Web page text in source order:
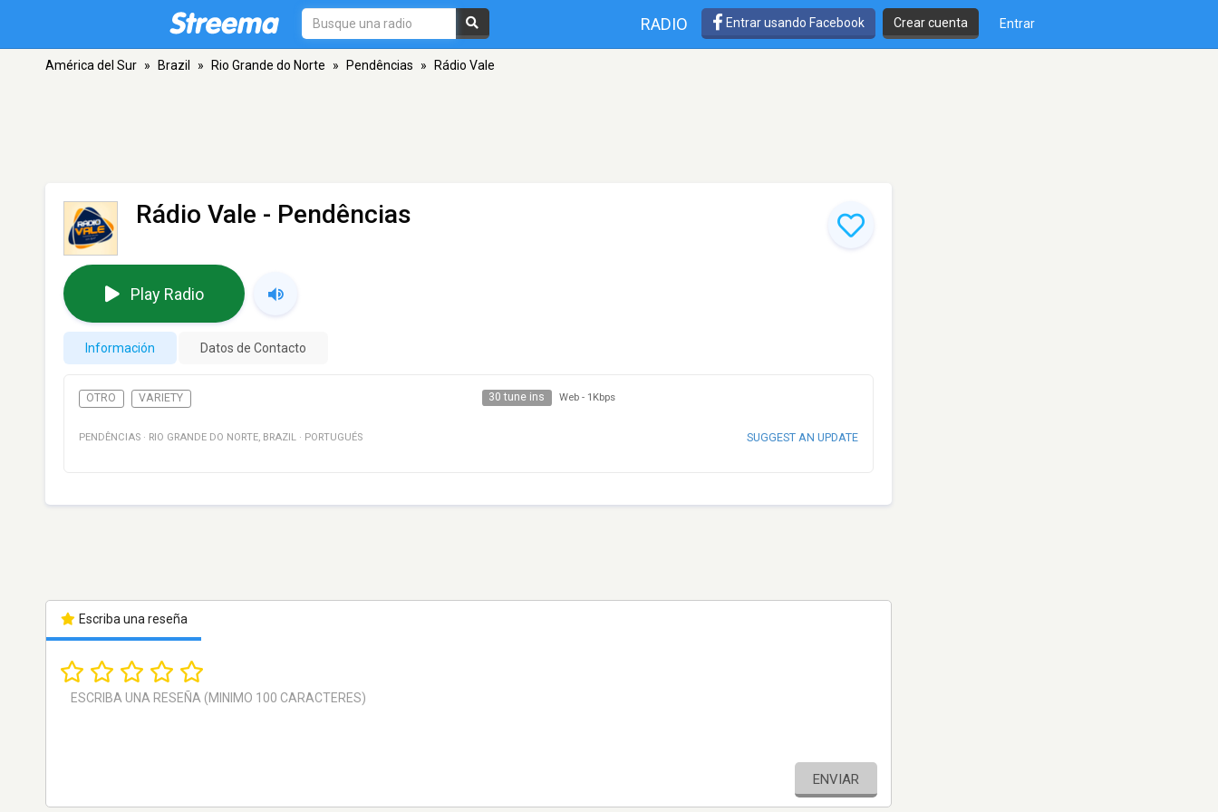
RADIO Entrar usando Facebook Crear cuenta Entrar
América del Sur » Brazil » Rio Grande do Norte » Pendências » Rádio Vale
Rádio Vale - Pendências
Play Radio
Información Datos de Contacto
OTRO VARIETY 30 tune ins Web - 1Kbps
PENDÊNCIAS · RIO GRANDE DO NORTE, BRAZIL · PORTUGUÉS SUGGEST AN UPDATE
Escriba una reseña
ENVIAR